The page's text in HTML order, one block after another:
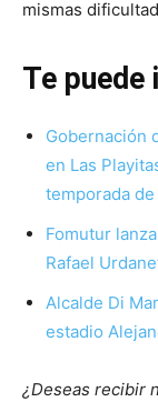
mismas
Te puede
Gobernación
en Las
temporada
Fomutur
Rafael
Alcalde Di
estadio
¿Deseas recibir